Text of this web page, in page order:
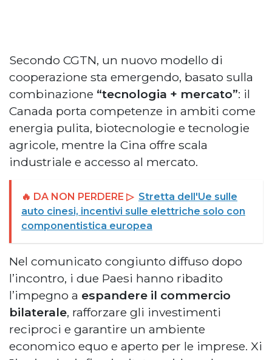
Secondo CGTN, un nuovo modello di
cooperazione sta emergendo, basato sulla
combinazione “tecnologia + mercato”: il
Canada porta competenze in ambiti come
energia pulita, biotecnologie e tecnologie
agricole, mentre la Cina offre scala
industriale e accesso al mercato.
🔥 DA NON PERDERE ▷ Stretta dell'Ue sulle
auto cinesi, incentivi sulle elettriche solo con
componentistica europea
Nel comunicato congiunto diffuso dopo
l’incontro, i due Paesi hanno ribadito
l’impegno a espandere il commercio
bilaterale, rafforzare gli investimenti
reciproci e garantire un ambiente
economico equo e aperto per le imprese. Xi